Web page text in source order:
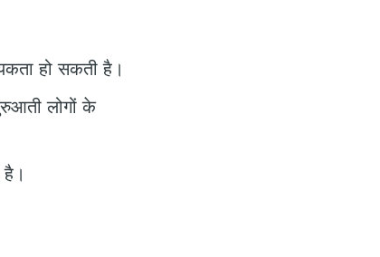
हो सकती है।
लोगों के